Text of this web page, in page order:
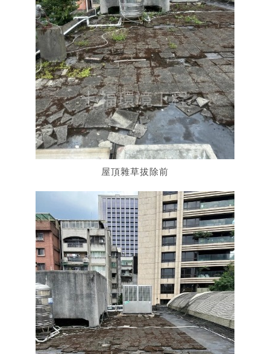
屋頂雜草拔除前